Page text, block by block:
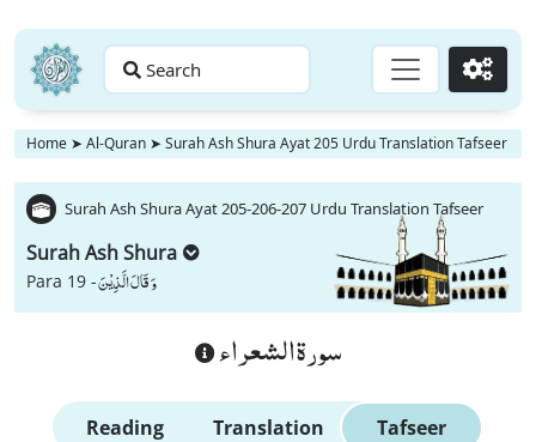
Search Go
Home ➤ Al-Quran ➤ Surah Ash Shura Ayat 205 Urdu Translation Tafseer
Surah Ash Shura Ayat 205-206-207 Urdu Translation Tafseer
Surah Ash Shura
Para 19 -وَ قَالَ الَّذِیْنَ
سورة الشعراء
Reading Translation Tafseer